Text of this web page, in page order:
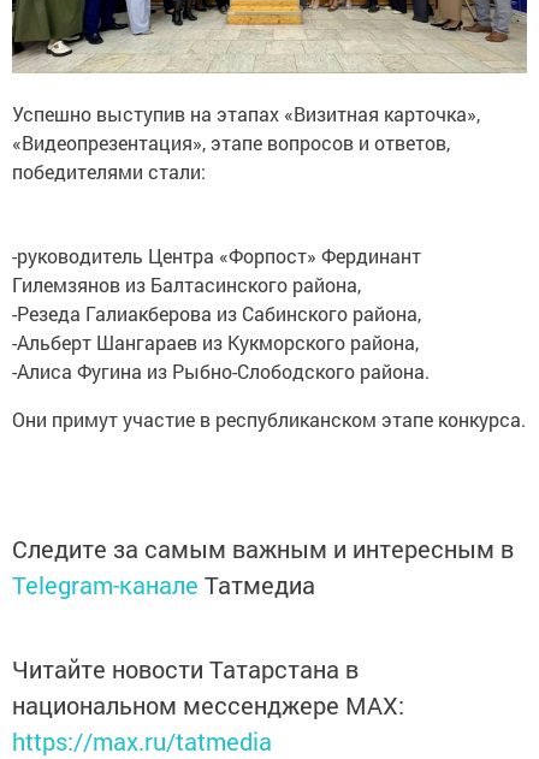
Успешно выступив на этапах «Визитная карточка»,
«Видеопрезентация», этапе вопросов и ответов,
победителями стали:
-руководитель Центра «Форпост» Фердинант
Гилемзянов из Балтасинского района,
-Резеда Галиакберова из Сабинского района,
-Альберт Шангараев из Кукморского района,
-Алиса Фугина из Рыбно-Слободского района.
Они примут участие в республиканском этапе конкурса.
Следите за самым важным и интересным в
Telegram-канале Татмедиа
Читайте новости Татарстана в
национальном мессенджере MАХ:
https://max.ru/tatmedia